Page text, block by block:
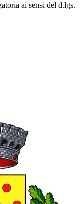
ai sensi del d.lgs.